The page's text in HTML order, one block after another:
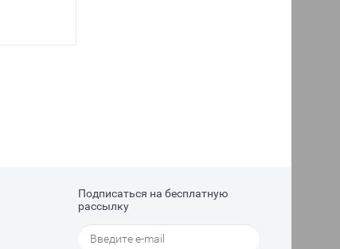
Подписаться на бесплатную
рассылку